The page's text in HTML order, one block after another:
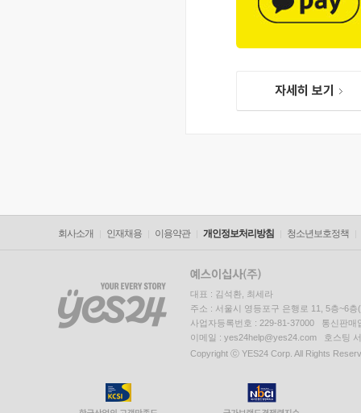
자세히 보기
회사소개 인재채용 이용약관 개인정보처리방침 청소년보호정책
대표 : 김석환, 최세라
주소 : 서울시 영등포구 은행로 11, 5층~6
사업자등록번호 : 229-81-37000 통신판매
이메일 : yes24help@yes24.com 호스팅
Copyright ⓒ YES24 Corp. All Rights